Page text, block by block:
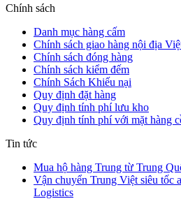
Chính sách
Danh mục hàng cấm
Chính sách giao hàng nội địa
Chính sách đóng hàng
Chính sách kiểm đếm
Chính Sách Khiếu nại
Quy định đặt hàng
Quy định tính phí lưu kho
Quy định tính phí với mặt hàng
Tin tức
Mua hộ hàng Trung từ Trung
Vận chuyển Trung Việt siêu tốc
Logistics